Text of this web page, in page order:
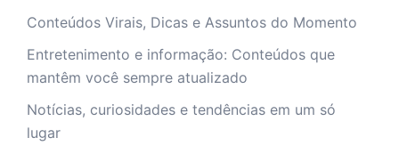
Conteúdos Virais, Dicas e Assuntos do Momento
Entretenimento e informação: Conteúdos que
mantêm você sempre atualizado
Notícias, curiosidades e tendências em um só
lugar